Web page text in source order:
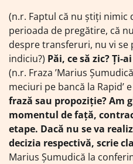
(n.r. Faptul că nu știți nimic
perioada de pregătire, că
despre transferuri, nu vi se
indiciu?) Păi, ce să zic? Ți-
(n.r. Fraza ’Marius
meciuri pe bancă la Rapid’
frază sau propoziție? Am
momentul de față,
etape. Dacă nu se va
decizia respectivă, scrie
Marius Șumudică la